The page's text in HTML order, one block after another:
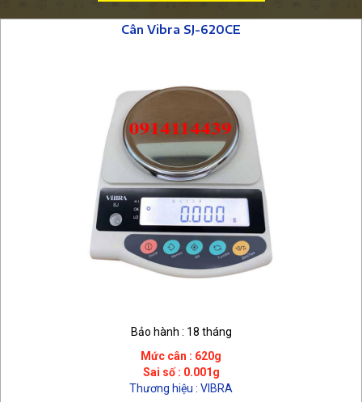
Cân Vibra SJ-620CE
Bảo hành : 18 tháng
Mức cân : 620g
Sai số : 0.001g
Thương hiệu : VIBRA